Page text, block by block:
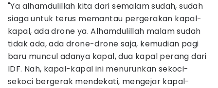
"Ya alhamdulillah kita dari semalam sudah, sudah
siaga untuk terus memantau pergerakan kapal-
kapal, ada drone ya. Alhamdulillah malam sudah
tidak ada, ada drone-drone saja, kemudian pagi
baru muncul adanya kapal, dua kapal perang dari
IDF. Nah, kapal-kapal ini menurunkan sekoci-
sekoci bergerak mendekati, mengejar kapal-